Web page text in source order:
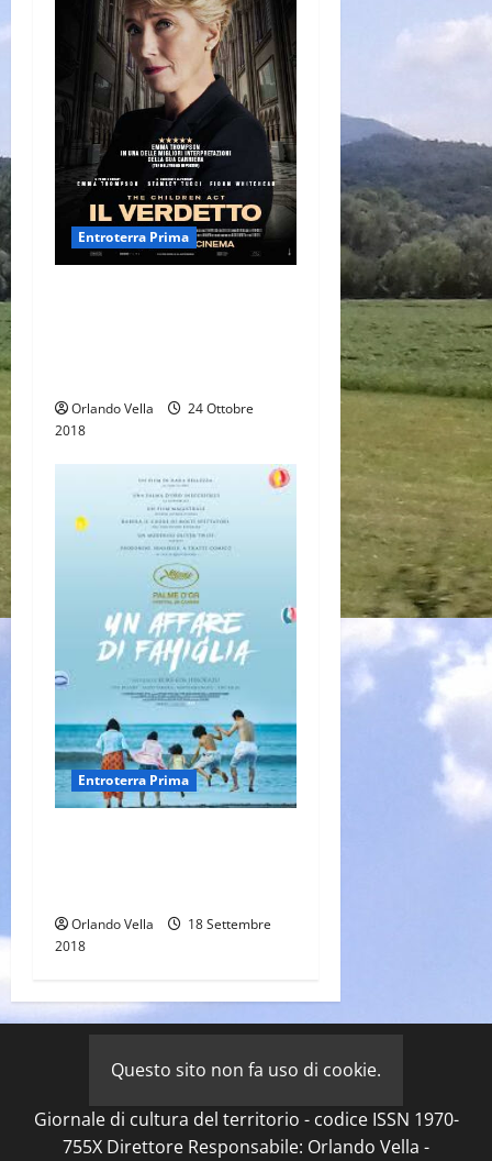
Entroterra Prima
Orlando Vella
24 Ottobre
2018
Entroterra Prima
Orlando Vella
18 Settembre
2018
Questo sito non fa uso di cookie.
Giornale di cultura del territorio - codice ISSN 1970-
755X Direttore Responsabile: Orlando Vella -